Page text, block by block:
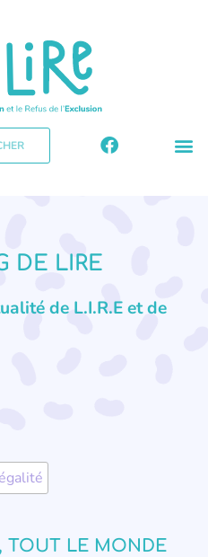
DE LIRE
de L.I.R.E et de
TOUT LE MONDE